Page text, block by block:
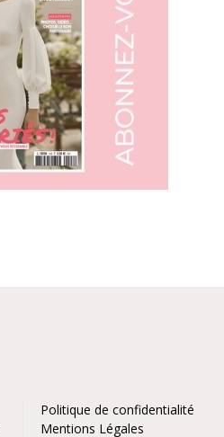
Politique de confidentialité
Mentions Légales